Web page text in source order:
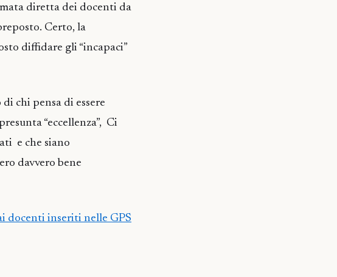
diretta dei docenti da
Certo, la
diffidare gli “incapaci”
chi pensa di essere
“eccellenza”, Ci
e che siano
davvero bene
docenti inseriti nelle GPS